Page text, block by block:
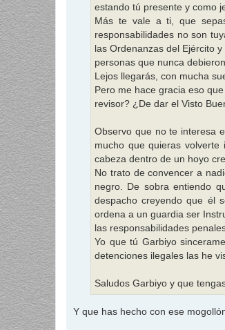
estando tú presente y como
Más te vale a ti, que
responsabilidades no son
las Ordenanzas del Ejército
personas que nunca
Lejos llegarás, con mucha
Pero me hace gracia eso
revisor? ¿De dar el Visto
Observo que no te interesa
mucho que quieras
cabeza dentro de un hoyo
No trato de convencer a
negro. De sobra entiendo
despacho creyendo que él
ordena a un guardia ser
las responsabilidades
Yo que tú Garbiyo
detenciones ilegales las he
Saludos Garbiyo y que
Y que has hecho con ese